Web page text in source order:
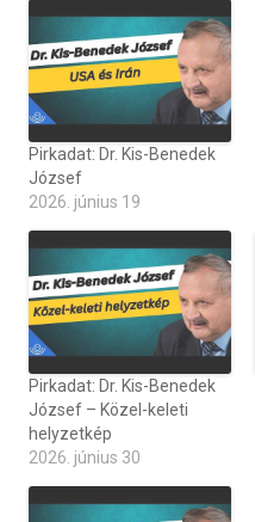
Pirkadat: Dr. Kis-Benedek
József
2026. június 19
Pirkadat: Dr. Kis-Benedek
József – Közel-keleti
helyzetkép
2026. június 30